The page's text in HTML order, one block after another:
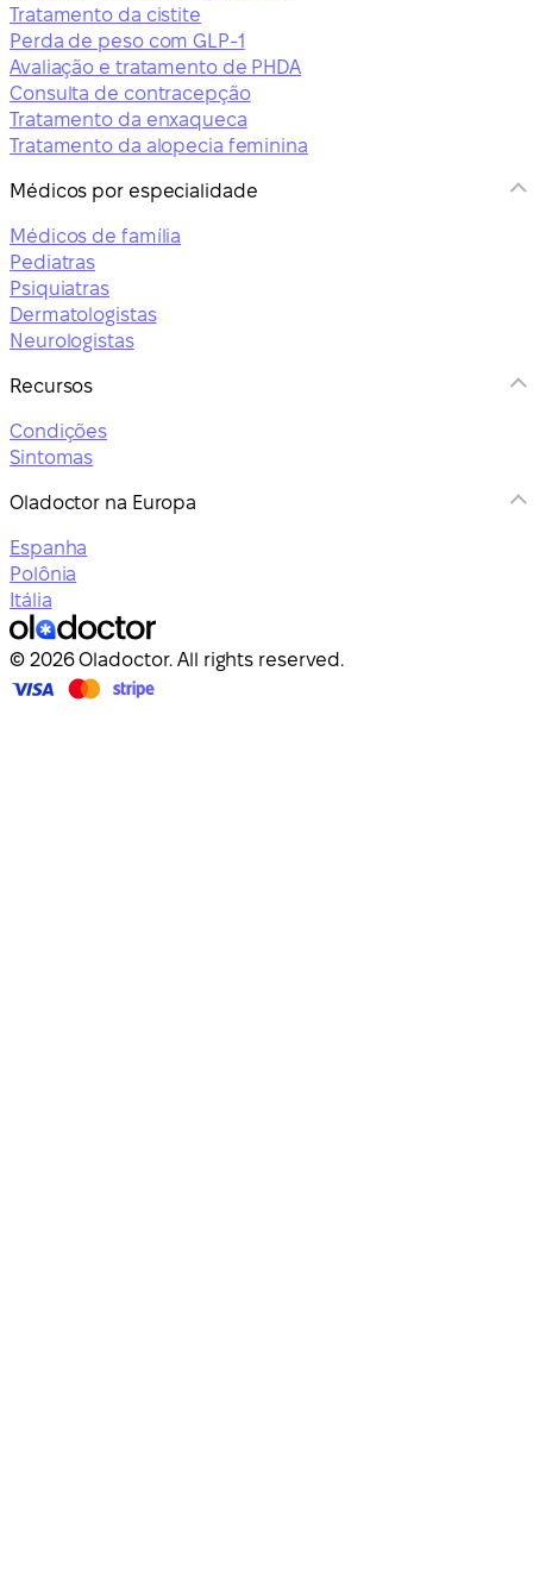
Tratamento da cistite
Perda de peso com GLP-1
Avaliação e tratamento de PHDA
Consulta de contracepção
Tratamento da enxaqueca
Tratamento da alopecia feminina
Médicos por especialidade
Médicos de família
Pediatras
Psiquiatras
Dermatologistas
Neurologistas
Recursos
Condições
Sintomas
Oladoctor na Europa
Espanha
Polônia
Itália
© 2026 Oladoctor. All rights reserved.